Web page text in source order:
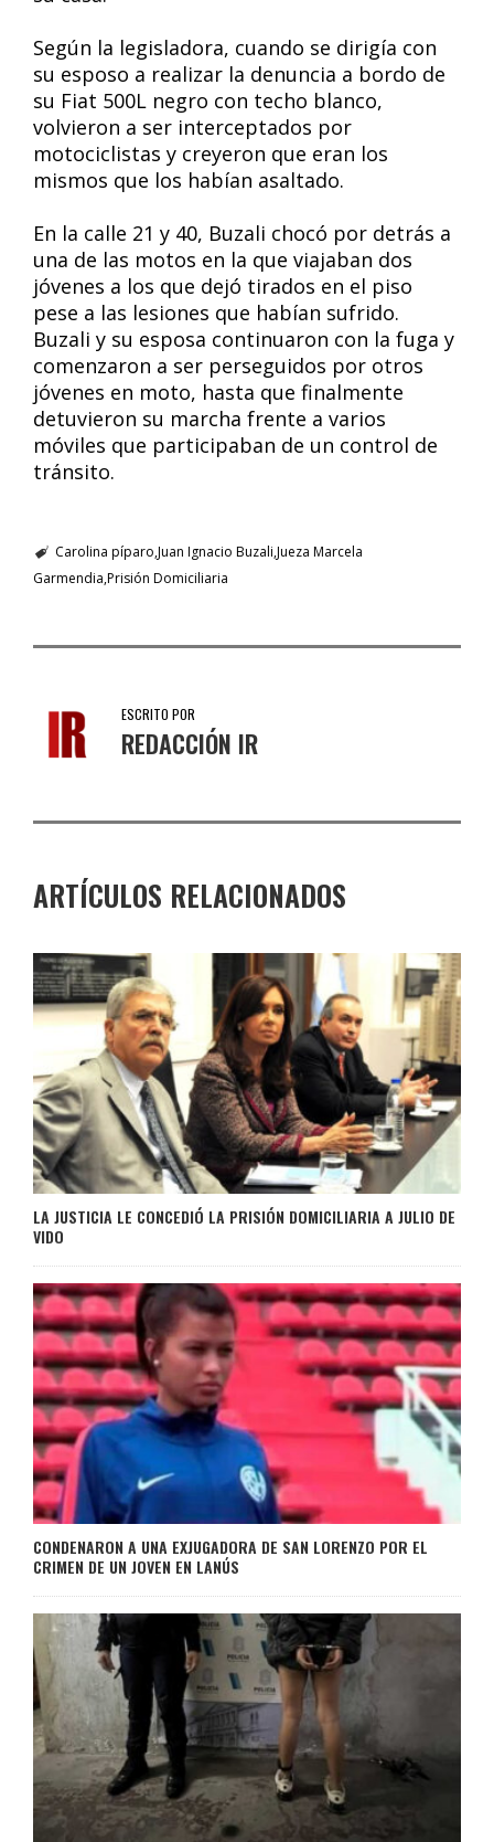
Según la legisladora, cuando se dirigía con
su esposo a realizar la denuncia a bordo de
su Fiat 500L negro con techo blanco,
volvieron a ser interceptados por
motociclistas y creyeron que eran los
mismos que los habían asaltado.
En la calle 21 y 40, Buzali chocó por detrás a
una de las motos en la que viajaban dos
jóvenes a los que dejó tirados en el piso
pese a las lesiones que habían sufrido.
Buzali y su esposa continuaron con la fuga y
comenzaron a ser perseguidos por otros
jóvenes en moto, hasta que finalmente
detuvieron su marcha frente a varios
móviles que participaban de un control de
tránsito.
Carolina píparo Juan Ignacio Buzali Jueza Marcela
Garmendia Prisión Domiciliaria
ESCRITO POR
REDACCIÓN IR
ARTÍCULOS RELACIONADOS
LA JUSTICIA LE CONCEDIÓ LA PRISIÓN DOMICILIARIA A JULIO DE
VIDO
CONDENARON A UNA EXJUGADORA DE SAN LORENZO POR EL
CRIMEN DE UN JOVEN EN LANÚS